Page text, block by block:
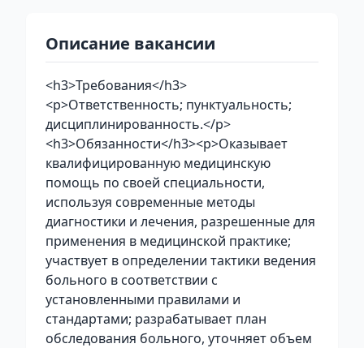
Описание вакансии
<h3>Требования</h3>
<p>Ответственность; пунктуальность;
дисциплинированность.</p>
<h3>Обязанности</h3><p>Оказывает
квалифицированную медицинскую
помощь по своей специальности,
используя современные методы
диагностики и лечения, разрешенные для
применения в медицинской практике;
участвует в определении тактики ведения
больного в соответствии с
установленными правилами и
стандартами; разрабатывает план
обследования больного, уточняет объем